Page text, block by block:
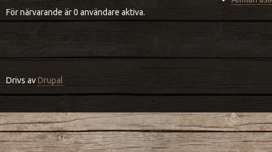
För närvarande är 0 användare aktiva.
Drivs avDrupal